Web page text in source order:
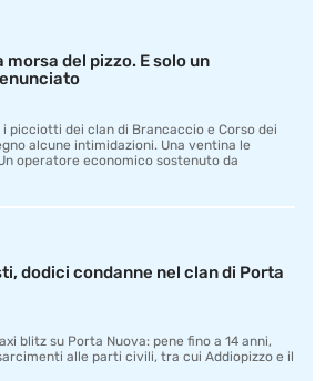
del pizzo. E solo un
picciotti dei clan di Brancaccio e Corso dei
alcune intimidazioni. Una ventina le
operatore economico sostenuto da
dodici condanne nel clan di Porta
blitz su Porta Nuova: pene fino a 14 anni,
alle parti civili, tra cui Addiopizzo e il